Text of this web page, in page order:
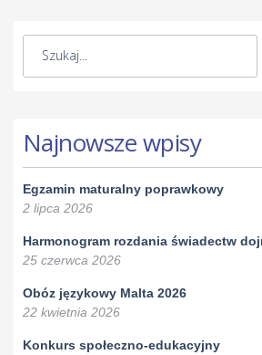
Najnowsze wpisy
Egzamin maturalny poprawkowy
2 lipca 2026
Harmonogram rozdania świadectw
25 czerwca 2026
Obóz językowy Malta 2026
22 kwietnia 2026
Konkurs społeczno-edukacyjny